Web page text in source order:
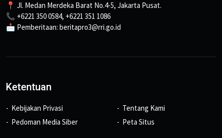
📍 Jl. Medan Merdeka Barat No.4-5, Jakarta Pusat.
📞 +6221 350 0584, +6221 351 1086
📩 Pemberitaan: beritapro3@rri.go.id
Ketentuan
Kebijakan Privasi
Pedoman Media Siber
Tentang Kami
Peta Situs